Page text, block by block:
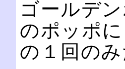
ゴールデ
のポッポ
の１回の